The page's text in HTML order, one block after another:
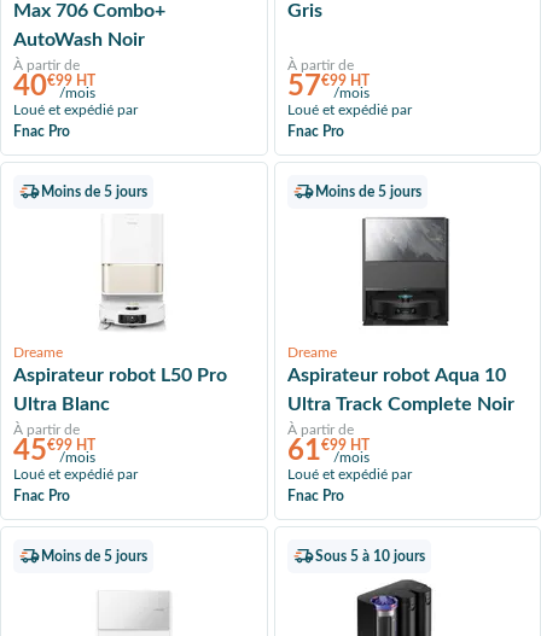
Max 706 Combo+
AutoWash Noir
À partir de
40€99 HT
/mois
Loué et expédié par
Fnac Pro
Gris
À partir de
57€99 HT
/mois
Loué et expédié par
Fnac Pro
Moins de 5 jours
Dreame
Aspirateur robot L50 Pro
Ultra Blanc
À partir de
45€99 HT
/mois
Loué et expédié par
Fnac Pro
Moins de 5 jours
Dreame
Aspirateur robot Aqua 10
Ultra Track Complete Noir
À partir de
61€99 HT
/mois
Loué et expédié par
Fnac Pro
Moins de 5 jours Sous 5 à 10 jours